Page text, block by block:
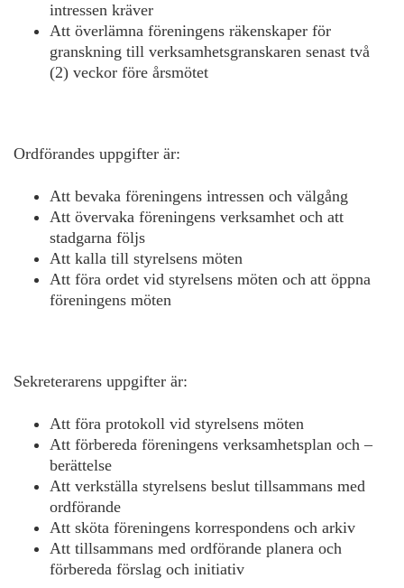
intressen kräver
Att överlämna föreningens räkenskaper för
granskning till verksamhetsgranskaren senast två
(2) veckor före årsmötet
Ordförandes uppgifter är:
Att bevaka föreningens intressen och välgång
Att övervaka föreningens verksamhet och att
stadgarna följs
Att kalla till styrelsens möten
Att föra ordet vid styrelsens möten och att öppna
föreningens möten
Sekreterarens uppgifter är:
Att föra protokoll vid styrelsens möten
Att förbereda föreningens verksamhetsplan och –
berättelse
Att verkställa styrelsens beslut tillsammans med
ordförande
Att sköta föreningens korrespondens och arkiv
Att tillsammans med ordförande planera och
förbereda förslag och initiativ